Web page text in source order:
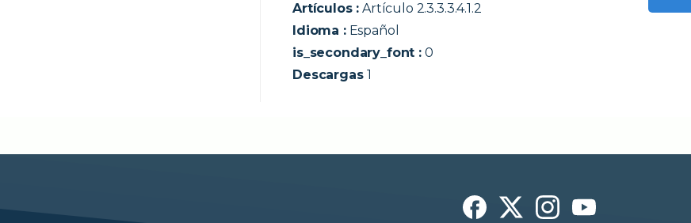
Artículos : Artículo 2.3.3.3.4.1.2
Idioma :Español
is_secondary_font :0
Descargas1